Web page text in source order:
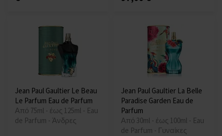
Jean Paul Gaultier Le Beau
Le Parfum Eau de Parfum
Από 75ml - έως 125ml - Eau
de Parfum - Άνδρες
Jean Paul Gaultier La Belle
Paradise Garden Eau de
Parfum
Από 30ml - έως 100ml - Eau
de Parfum - Γυναίκες